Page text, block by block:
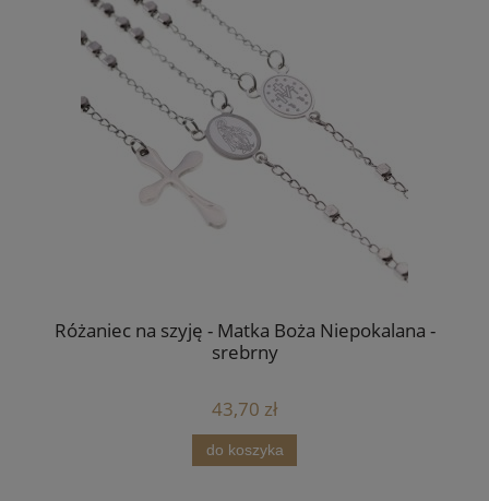
Różaniec na szyję - Matka Boża Niepokalana -
srebrny
43,70 zł
do koszyka